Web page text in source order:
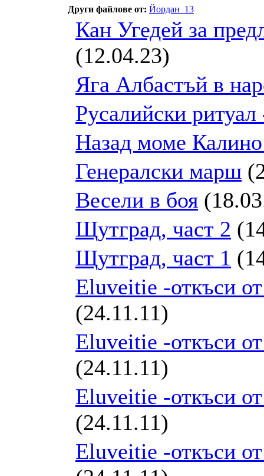
Други файлове от: Йордан_13
Кан Угедей за
(12.04.23)
Яга Албастъй в
Русалийски ритуал
Назад моме
Генералски марш
Весели в боя
Щутград, част 2
Щутград, част 1
Eluveitie -откъси
(24.11.11)
Eluveitie -откъси
(24.11.11)
Eluveitie -откъси
(24.11.11)
Eluveitie -откъси